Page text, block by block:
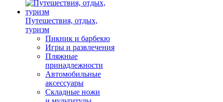
Путешествия, отдых,
туризм
Пикник и барбекю
Игры и развлечения
Пляжные
принадлежности
Автомобильные
аксессуары
Складные ножи